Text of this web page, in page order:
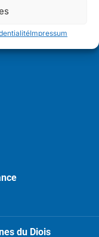
Impressum
du Diois